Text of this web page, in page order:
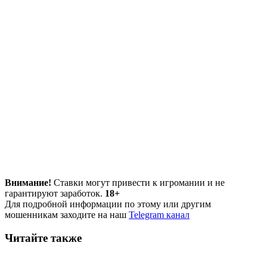
Внимание! Ставки могут привести к игромании и не
гарантируют заработок. 18+
Для подробной информации по этому или другим
мошенникам заходите на наш Telegram канал
Читайте также